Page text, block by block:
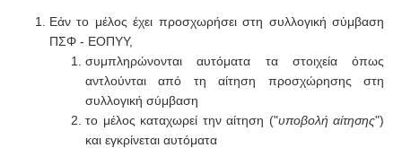
Εάν το μέλος έχει προσχωρήσει στη συλλογική σύμβαση
ΠΣΦ - ΕΟΠΥΥ,
συμπληρώνονται αυτόματα τα στοιχεία όπως
αντλούνται από τη αίτηση προσχώρησης στη
συλλογική σύμβαση
το μέλος καταχωρεί την αίτηση ("υποβολή αίτησης")
και εγκρίνεται αυτόματα